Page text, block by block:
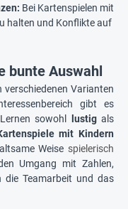
Bei Kartenspielen mit
halten und Konflikte auf
bunte Auswahl
verschiedenen Varianten
gibt es
sowohl
lustigals
mit Kindern
Weise spielerisch
Umgang mit Zahlen,
die Teamarbeit und das